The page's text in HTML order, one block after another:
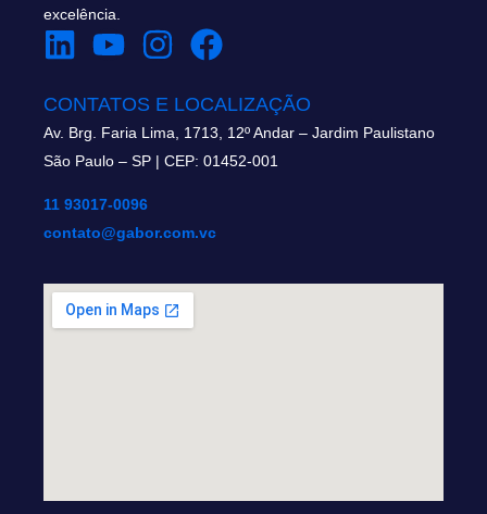
excelência.
CONTATOS E LOCALIZAÇÃO
Av. Brg. Faria Lima, 1713, 12º Andar – Jardim Paulistano
São Paulo – SP | CEP: 01452-001
11 93017-0096
contato@gabor.com.vc